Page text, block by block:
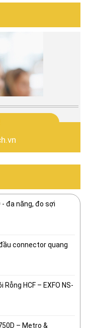
- đa năng, đo sợi
connector quang
HCF – EXFO NS-
– Metro &